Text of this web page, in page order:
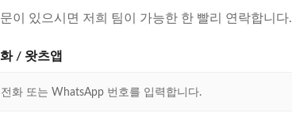
이 있으시면 저희 팀이 가능한 한 빨리 연락합니다.
/ 왓츠앱